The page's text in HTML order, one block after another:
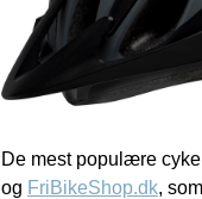
De mest populære
og FriBikeShop.dk,